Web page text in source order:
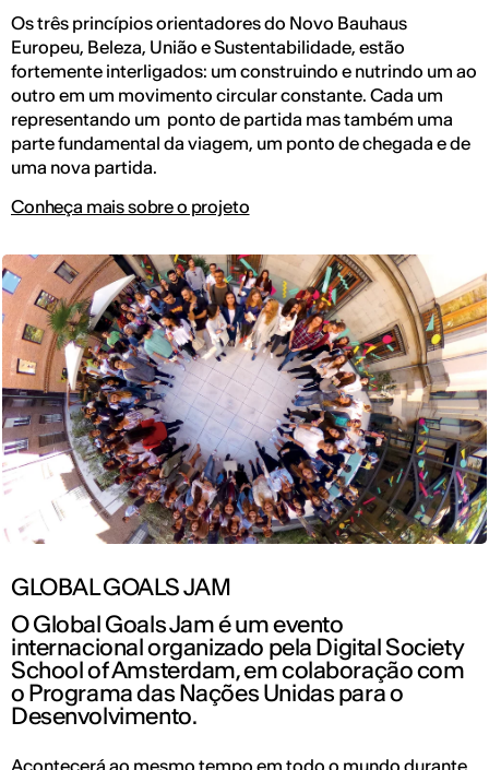
Os três princípios orientadores do Novo Bauhaus
Europeu, Beleza, União e Sustentabilidade, estão
fortemente interligados: um construindo e nutrindo um ao
outro em um movimento circular constante. Cada um
representando um ponto de partida mas também uma
parte fundamental da viagem, um ponto de chegada e de
uma nova partida.
Conheça mais sobre o projeto
GLOBAL GOALS JAM
O Global Goals Jam é um evento
internacional organizado pela Digital Society
School of Amsterdam, em colaboração com
o Programa das Nações Unidas para o
Desenvolvimento.
Acontecerá ao mesmo tempo em todo o mundo durante